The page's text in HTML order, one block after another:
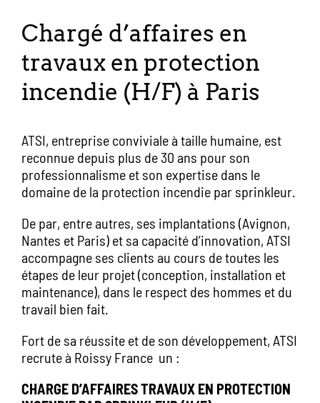
Chargé d’affaires en
travaux en protection
incendie (H/F) à Paris
ATSI, entreprise conviviale à taille humaine, est
reconnue depuis plus de 30 ans pour son
professionnalisme et son expertise dans le
domaine de la protection incendie par sprinkleur.
De par, entre autres, ses implantations (Avignon,
Nantes et Paris) et sa capacité d’innovation, ATSI
accompagne ses clients au cours de toutes les
étapes de leur projet (conception, installation et
maintenance), dans le respect des hommes et du
travail bien fait.
Fort de sa réussite et de son développement, ATSI
recrute à Roissy France un :
CHARGE D’AFFAIRES TRAVAUX EN PROTECTION